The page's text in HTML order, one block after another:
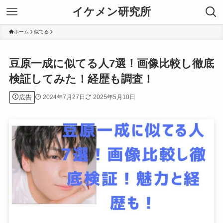
イケメン研究所
ホーム 似てる
豆原一成に似てる人7選！画像比較し徹底
検証してみた！経歴も調査！
広告 2024年7月27日 2025年5月10日